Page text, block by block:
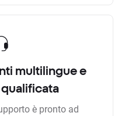
multilingue e
è pronto ad